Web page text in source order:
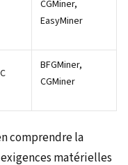
CGMiner,
EasyMiner
BFGMiner,
CGMiner
comprendre la
matérielles